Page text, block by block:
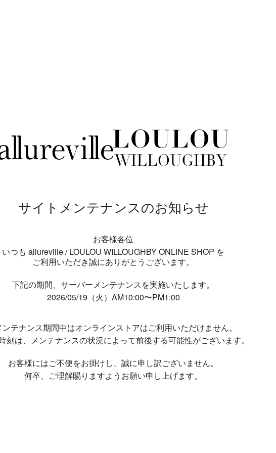
サイトメンテナンスのお知らせ
お客様各位
いつも allureville / LOULOU WILLOUGHBY ONLINE SHOP を
ご利用いただき誠にありがとうございます。
下記の期間、サーバーメンテナンスを実施いたします。
2026/05/19（火）AM10:00〜PM1:00
ンテナンス期間中はオンラインストアはご利用いただけません。
刻は、メンテナンスの状況によって前後する可能性がございます。
お客様にはご不便をお掛けし、 誠に申し訳ございません。
何卒、ご理解賜りますようお願い申し上げます。